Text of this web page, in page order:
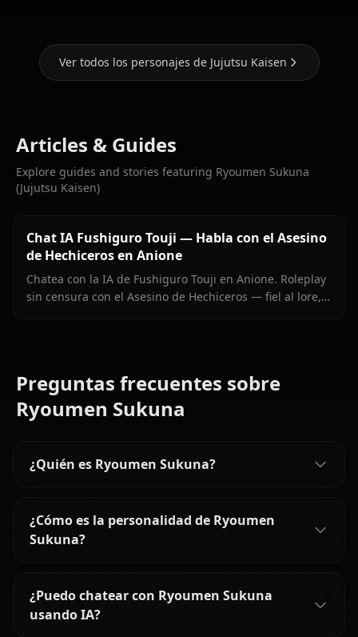
Ver todos los personajes de Jujutsu Kaisen
Articles & Guides
Explore guides and stories featuring Ryoumen Sukuna
(Jujutsu Kaisen)
Chat IA Fushiguro Touji — Habla con el Asesino
de Hechiceros en Anione
Chatea con la IA de Fushiguro Touji en Anione. Roleplay
sin censura con el Asesino de Hechiceros — fiel al lore,
Preguntas frecuentes sobre
Ryoumen Sukuna
¿Quién es Ryoumen Sukuna?
¿Cómo es la personalidad de Ryoumen
Sukuna?
¿Puedo chatear con Ryoumen Sukuna
usando IA?